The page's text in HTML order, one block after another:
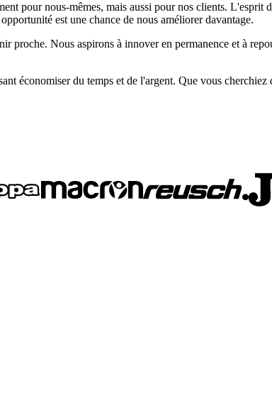
pour nous-mêmes, mais aussi pour nos clients. L'esprit
est une chance de nous améliorer davantage.
proche. Nous aspirons à innover en permanence et à
économiser du temps et de l'argent. Que vous cherchiez